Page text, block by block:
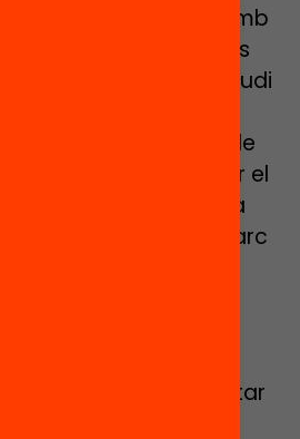
World, i l’OCDE, amb
sobre pràctiques
iniciativa d’estudi
for Powerful
els principals marcs de
quals desenvolupar el
Escola Nova 21 ha
mitjançant el marc
suport d’ambdues
l’oportunitat
aquest
educatiu, i connectar
i expertesa